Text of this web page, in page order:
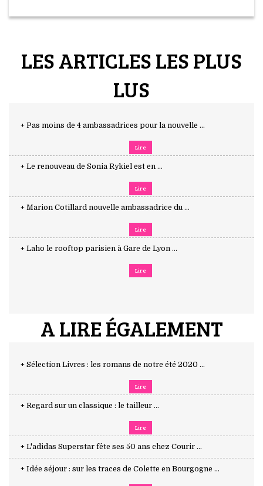
LES ARTICLES LES PLUS
LUS
+ Pas moins de 4 ambassadrices pour la nouvelle ...
Lire
+ Le renouveau de Sonia Rykiel est en ...
Lire
+ Marion Cotillard nouvelle ambassadrice du ...
Lire
+ Laho le rooftop parisien à Gare de Lyon ...
Lire
A LIRE ÉGALEMENT
+ Sélection Livres : les romans de notre été 2020 ...
Lire
+ Regard sur un classique : le tailleur ...
Lire
+ L'adidas Superstar fête ses 50 ans chez Courir ...
+ Idée séjour : sur les traces de Colette en Bourgogne ...